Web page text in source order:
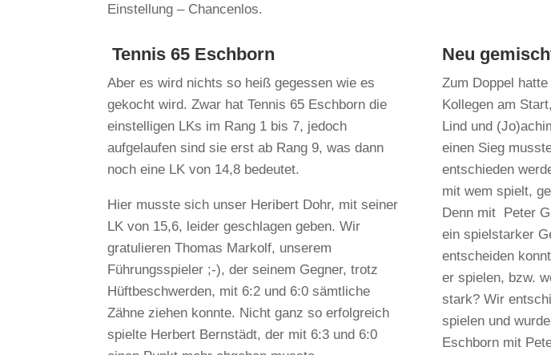
Einstellung – Chancenlos.
Tennis 65 Eschborn
Aber es wird nichts so heiß gegessen wie es
gekocht wird. Zwar hat Tennis 65 Eschborn die
einstelligen LKs im Rang 1 bis 7, jedoch
aufgelaufen sind sie erst ab Rang 9, was dann
noch eine LK von 14,8 bedeutet.
Hier musste sich unser Heribert Dohr, mit seiner
LK von 15,6, leider geschlagen geben. Wir
gratulieren Thomas Markolf, unserem
Führungsspieler ;-), der seinem Gegner, trotz
Hüftbeschwerden, mit 6:2 und 6:0 sämtliche
Zähne ziehen konnte. Nicht ganz so erfolgreich
spielte Herbert Bernstädt, der mit 6:3 und 6:0
Neu
Zum Doppel
Kollegen am
Lind und
einen Sieg
entschieden
mit wem spielt,
Denn mit Peter
ein spielstarker
entscheiden
er spielen, bzw.
stark? Wir
spielen und
Eschborn mit